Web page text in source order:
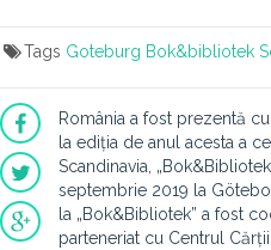
Tags Goteburg Bok&bibliotek
România a fost prezentă
la ediția de anul acesta a
Scandinavia,
septembrie 2019 la
la „Bok&Bibliotek” a fost
parteneriat cu Centrul